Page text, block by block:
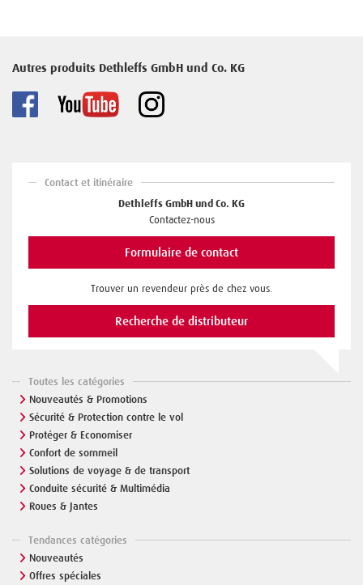
Autres produits Dethleffs GmbH und Co. KG
Contact et itinéraire
Dethleffs GmbH und Co. KG
Contactez-nous
Formulaire de contact
Trouver un revendeur près de chez vous.
Recherche de distributeur
Toutes les catégories
Nouveautés & Promotions
Sécurité & Protection contre le vol
Protéger & Economiser
Confort de sommeil
Solutions de voyage & de transport
Conduite sécurité & Multimédia
Roues & Jantes
Tendances catégories
Nouveautés
Offres spéciales